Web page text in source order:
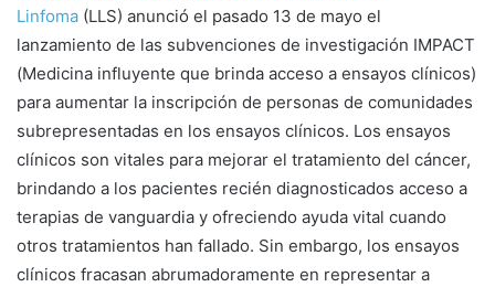
Linfoma (LLS) anunció el pasado 13 de mayo el
lanzamiento de las subvenciones de investigación IMPACT
(Medicina influyente que brinda acceso a ensayos clínicos)
para aumentar la inscripción de personas de comunidades
subrepresentadas en los ensayos clínicos. Los ensayos
clínicos son vitales para mejorar el tratamiento del cáncer,
brindando a los pacientes recién diagnosticados acceso a
terapias de vanguardia y ofreciendo ayuda vital cuando
otros tratamientos han fallado. Sin embargo, los ensayos
clínicos fracasan abrumadoramente en representar a